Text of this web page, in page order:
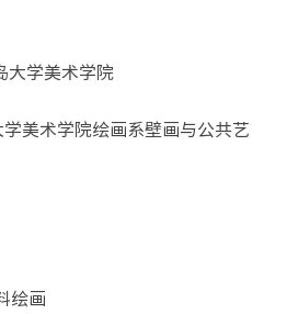
大学美术学院
美术学院绘画系壁画与公共艺
绘画